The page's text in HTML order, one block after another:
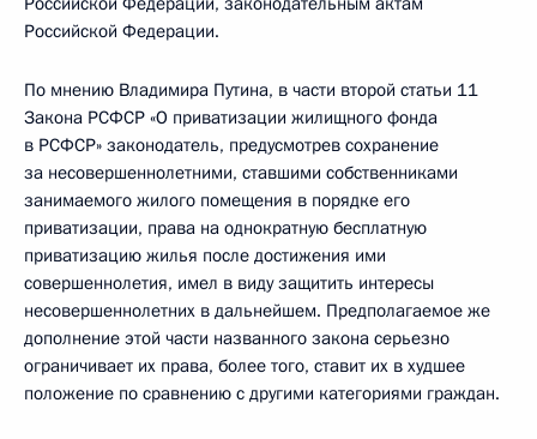
Российской Федерации.
По мнению Владимира Путина, в части второй статьи 11
Закона РСФСР «О приватизации жилищного фонда
в РСФСР» законодатель, предусмотрев сохранение
за несовершеннолетними, ставшими собственниками
занимаемого жилого помещения в порядке его
приватизации, права на однократную бесплатную
приватизацию жилья после достижения ими
совершеннолетия, имел в виду защитить интересы
несовершеннолетних в дальнейшем. Предполагаемое же
дополнение этой части названного закона серьезно
ограничивает их права, более того, ставит их в худшее
положение по сравнению с другими категориями граждан.